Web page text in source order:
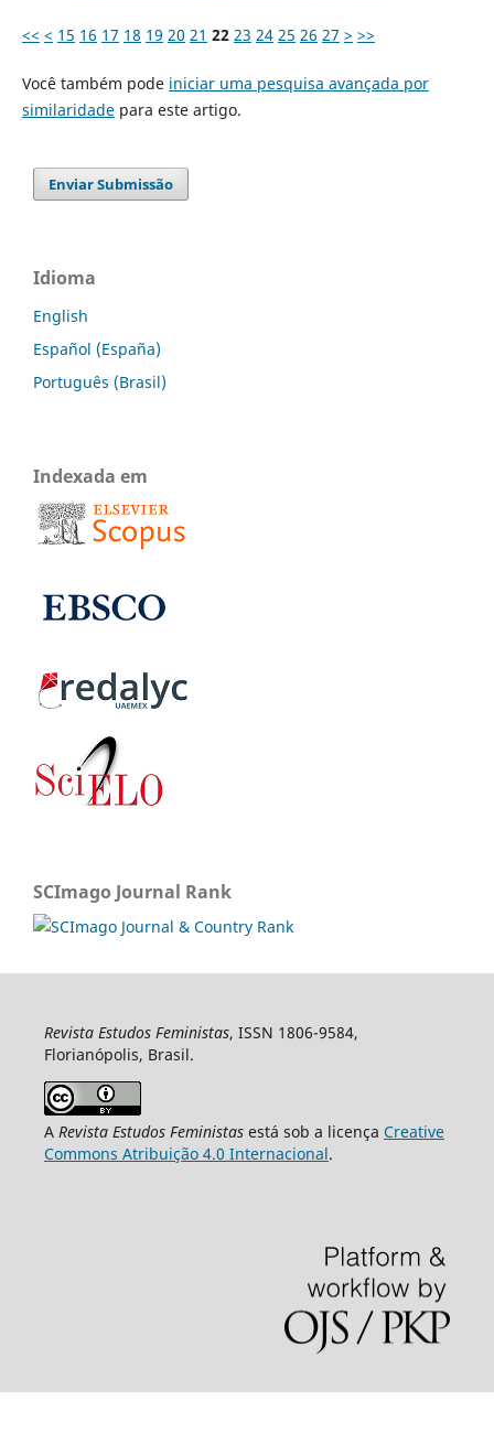
<< < 15 16 17 18 19 20 21 22 23 24 25 26 27 > >>
Você também pode iniciar uma pesquisa avançada por
similaridadepara este artigo.
Enviar Submissão
Idioma
English
Español (España)
Português (Brasil)
Indexada em
SCImago Journal Rank
Revista Estudos Feministas, ISSN 1806-9584,
Florianópolis, Brasil.
A Revista Estudos Feministasestá sob a licença Creative
Commons Atribuição 4.0 Internacional.